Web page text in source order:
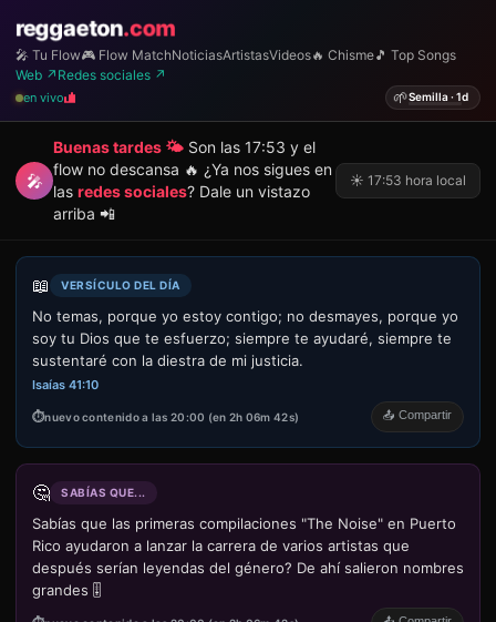
reggaeton.com
🎤 Tu Flow🎮 Flow MatchNoticiasArtistasVideos🔥 Chisme🎵 Top Songs
Web ↗ Redes sociales ↗
en vivo 🌱Semilla · 1d
🎤
Buenas tardes 🌤️ Son las 17:53 y el
flow no descansa 🔥 ¿Ya nos sigues en
las redes sociales? Dale un vistazo
arriba 📲
☀️ 17:53 hora local
📖 VERSÍCULO DEL DÍA
No temas, porque yo estoy contigo; no desmayes, porque yo
soy tu Dios que te esfuerzo; siempre te ayudaré, siempre te
sustentaré con la diestra de mi justicia.
Isaías 41:10
nuevo contenido a las 20:00 (en 2h 06m 42s) 📤 Compartir
🤔 SABÍAS QUE...
Sabías que las primeras compilaciones "The Noise" en Puerto
Rico ayudaron a lanzar la carrera de varios artistas que
después serían leyendas del género? De ahí salieron nombres
grandes 🎚️